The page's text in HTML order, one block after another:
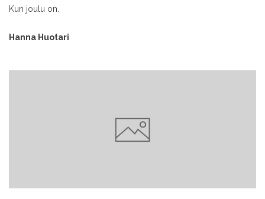
Kun joulu on.
Hanna Huotari